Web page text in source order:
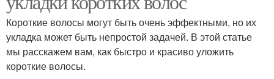
Короткие волосы могут быть очень эффектными, но их
укладка может быть непростой задачей. В этой статье
мы расскажем вам, как быстро и красиво уложить
короткие волосы.